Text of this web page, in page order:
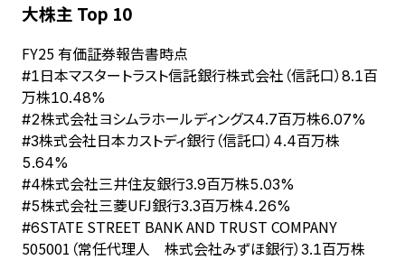
大株主 Top 10
FY25 有価証券報告書時点
#1日本マスタートラスト信託銀行株式会社（信託口） 8.1百
万株10.48%
#2株式会社ヨシムラホールディングス4.7百万株6.07%
#3株式会社日本カストディ銀行（信託口） 4.4百万株
5.64%
#4株式会社三井住友銀行3.9百万株5.03%
#5株式会社三菱UFJ銀行3.3百万株4.26%
#6STATE STREET BANK AND TRUST COMPANY
505001（常任代理人 株式会社みずほ銀行） 3.1百万株